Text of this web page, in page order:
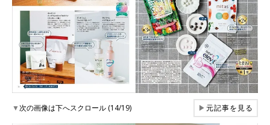
▼次の画像は下へスクロール (14/19) ▶元記事を見る